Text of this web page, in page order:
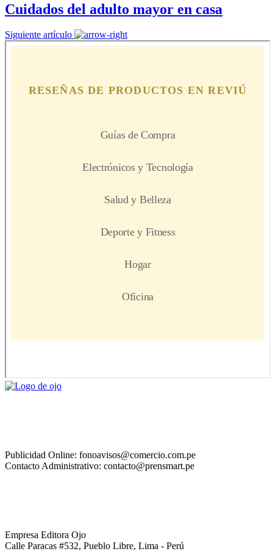
Cuidados del adulto mayor en casa
Siguiente artículo
Publicidad Online: fonoavisos@comercio.com.pe
Contacto Administrativo: contacto@prensmart.pe
Empresa Editora Ojo
Calle Paracas #532, Pueblo Libre, Lima - Perú